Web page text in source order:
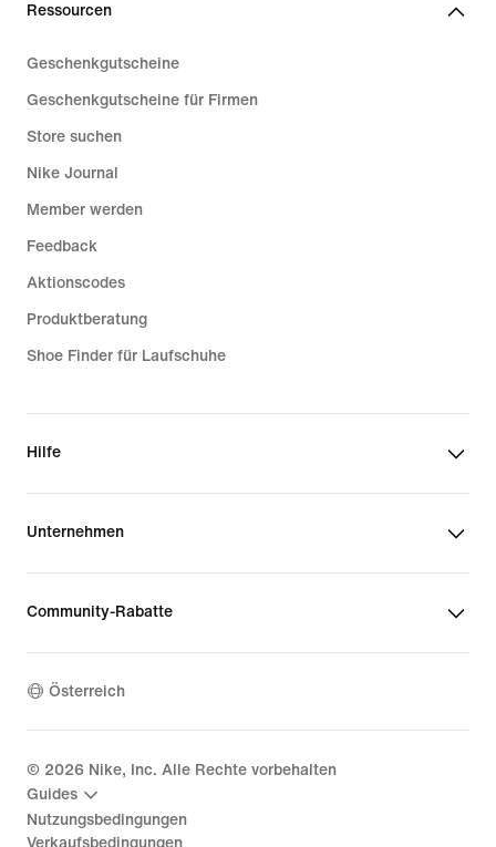
Ressourcen
Geschenkgutscheine
Geschenkgutscheine für Firmen
Store suchen
Nike Journal
Member werden
Feedback
Aktionscodes
Produktberatung
Shoe Finder für Laufschuhe
Hilfe
Unternehmen
Community-Rabatte
Österreich
© 2026 Nike, Inc. Alle Rechte vorbehalten
Guides
Nutzungsbedingungen
Verkaufsbedingungen